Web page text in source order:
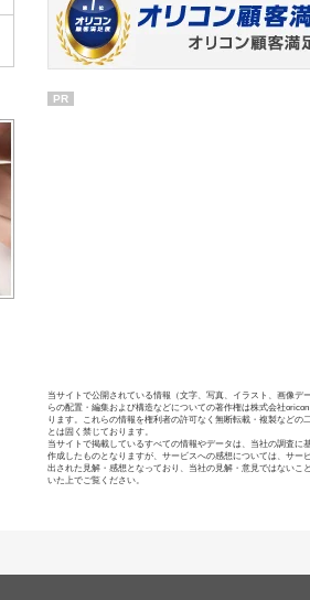
PR
当サイトで公開されている情報（文字、写真、イラスト、画像デ
らの配置・編集および構造などについての著作権は株式会社
ります。これらの情報を権利者の許可なく無断転載・複製などの
とは固く禁じております。
当サイトで掲載しているすべての情報やデータは、当社の調査に
作成したものとなりますが、サービスへの感想については、サー
出された見解・感想となっており、当社の見解・意見ではないこ
いた上でご覧ください。